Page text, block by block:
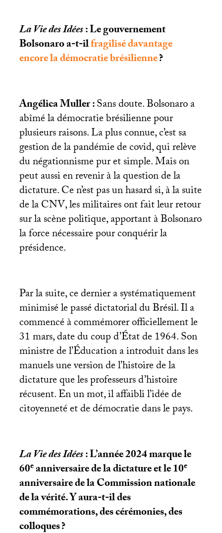
La Vie des Idées: Le gouvernement
Bolsonaro a-t-ilfragilisé davantage
encore la démocratie brésilienne?
Angélica Muller :Sans doute. Bolsonaro a
abîmé la démocratie brésilienne pour
plusieurs raisons. La plus connue, c’est sa
gestion de la pandémie de covid, qui relève
du négationnisme pur et simple. Mais on
peut aussi en revenir à la question de la
dictature. Ce n’est pas un hasard si, à la suite
de laCNV, les militaires ont fait leur retour
sur la scène politique, apportant à Bolsonaro
la force nécessaire pour conquérir la
présidence.
Par la suite, ce dernier a systématiquement
minimisé le passé dictatorial du Brésil. Il a
commencé à commémorer officiellement le
31 mars, date du coup d’État de 1964. Son
ministre de l’Éducation a introduit dans les
manuels une version de l’histoire de la
dictature que les professeurs d’histoire
récusent. En un mot, il affaibli l’idée de
citoyenneté et de démocratie dans le pays.
La Vie des Idées: L’année 2024 marque le
60eanniversaire de la dictature et le 10e
anniversaire de la Commission nationale
de la vérité. Y aura-t-il des
commémorations, des cérémonies, des
colloques?